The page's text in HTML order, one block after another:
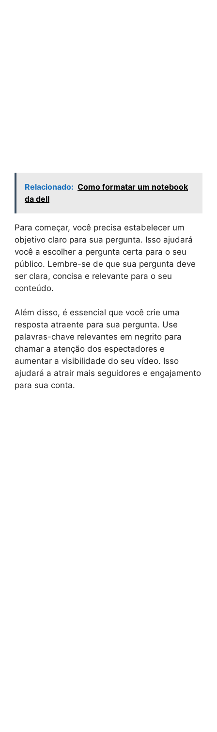
Relacionado: Como formatar um notebook
da dell
Para começar, você precisa estabelecer um
objetivo claro para sua pergunta. Isso ajudará
você a escolher a pergunta certa para o seu
público. Lembre-se de que sua pergunta deve
ser clara, concisa e relevante para o seu
conteúdo.
Além disso, é essencial que você crie uma
resposta atraente para sua pergunta. Use
palavras-chave relevantes em negrito para
chamar a atenção dos espectadores e
aumentar a visibilidade do seu vídeo. Isso
ajudará a atrair mais seguidores e engajamento
para sua conta.